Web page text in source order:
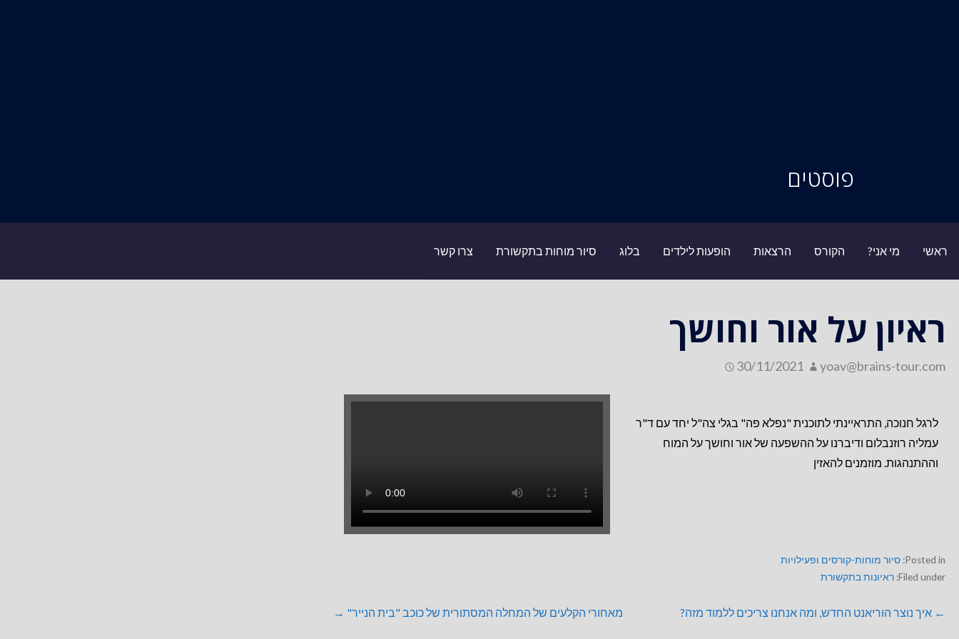
פוסטים
ראשי מי אני? הקורס הרצאות הופעות לילדים בלוג סיור מוחות בתקשורת צרו קשר
ראיון על אור וחושך
30/11/2021 yoav@brains-tour.com
לרגל חנוכה, התראיינתי לתוכנית "נפלא פה" בגלי צה"ל יחד עם ד"ר
עמליה רוזנבלום ודיברנו על ההשפעה של אור וחושך על המוח
וההתנהגות. מוזמנים להאזין
Posted in: סיור מוחות-קורסים ופעילויות
Filed under: ראיונות בתקשורת
← איך נוצר הוריאנט החדש, ומה אנחנו צריכים ללמוד מזה? מאחורי הקלעים של המחלה המסתורית של כוכב "בית הנייר" →